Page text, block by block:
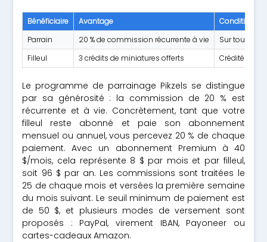
Bénéficiaire Avantage
Conditions
Parrain
20 % de commission récurrente à vie
Sur tous les
Filleul
3 crédits de miniatures offerts Crédités
Le programme de parrainage Pikzels se distingue
par sa générosité : la commission de 20 % est
récurrente et à vie. Concrètement, tant que votre
filleul reste abonné et paie son abonnement
mensuel ou annuel, vous percevez 20 % de chaque
paiement. Avec un abonnement Premium à 40
$/mois, cela représente 8 $ par mois et par filleul,
soit 96 $ par an. Les commissions sont traitées le
25 de chaque mois et versées la première semaine
du mois suivant. Le seuil minimum de paiement est
de 50 $, et plusieurs modes de versement sont
proposés : PayPal, virement IBAN, Payoneer ou
cartes-cadeaux Amazon.